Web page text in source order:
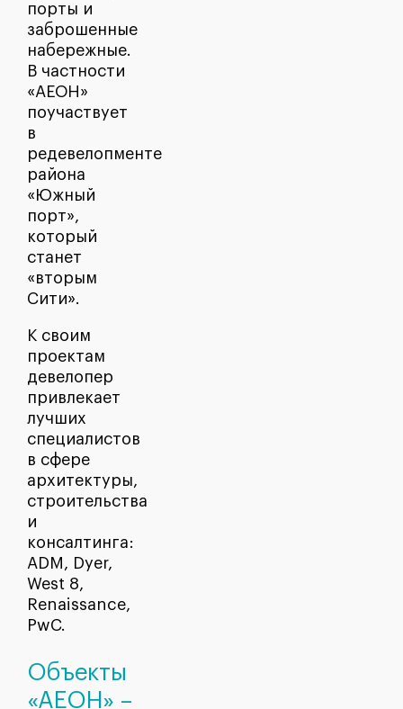
порты и
заброшенные
набережные.
В частности
«АЕОН»
поучаствует
в
редевелопменте
района
«Южный
порт»,
который
станет
«вторым
Сити».
К своим
проектам
девелопер
привлекает
лучших
специалистов
в сфере
архитектуры,
строительства
и
консалтинга:
ADM, Dyer,
West 8,
Renaissance,
PwC.
Объекты
«АЕОН» –